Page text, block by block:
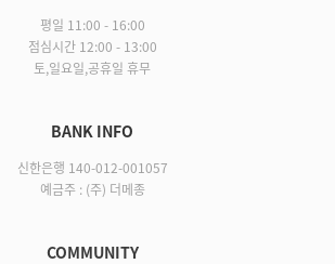
평일 11:00 - 16:00
점심시간 12:00 - 13:00
토,일요일,공휴일 휴무
BANK INFO
신한은행 140-012-001057
예금주 : (주) 더메종
COMMUNITY